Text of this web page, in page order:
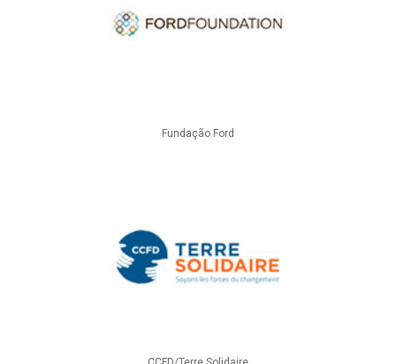
Fundação Ford